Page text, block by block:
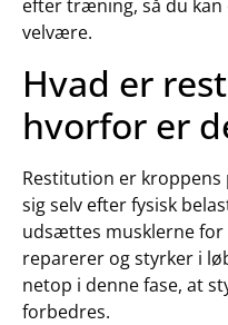
efter træning, så du
velvære.
Hvad er
hvorfor er
Restitution er kroppens
sig selv efter fysisk
udsættes musklerne for
reparerer og styrker i
netop i denne fase, at
forbedres.